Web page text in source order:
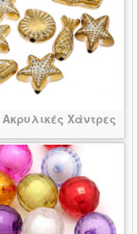
Ακρυλικές Χάντρες